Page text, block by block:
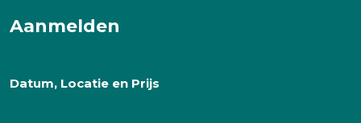
Aanmelden
Datum, Locatie en Prijs